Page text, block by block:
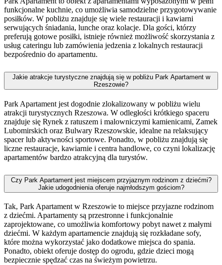
funkcjonalne kuchnie, co umożliwia samodzielne przygotowywanie
posiłków. W pobliżu znajduje się wiele restauracji i kawiarni
serwujących śniadania, lunche oraz kolacje. Dla gości, którzy
preferują gotowe posiłki, istnieje również możliwość skorzystania z
usług cateringu lub zamówienia jedzenia z lokalnych restauracji
bezpośrednio do apartamentu.
Jakie atrakcje turystyczne znajdują się w pobliżu Park Apartament w
Rzeszowie?
Park Apartament jest dogodnie zlokalizowany w pobliżu wielu
atrakcji turystycznych Rzeszowa. W odległości krótkiego spaceru
znajduje się Rynek z ratuszem i malowniczymi kamienicami, Zamek
Lubomirskich oraz Bulwary Rzeszowskie, idealne na relaksujący
spacer lub aktywności sportowe. Ponadto, w pobliżu znajdują się
liczne restauracje, kawiarnie i centra handlowe, co czyni lokalizację
apartamentów bardzo atrakcyjną dla turystów.
Czy Park Apartament jest miejscem przyjaznym rodzinom z dziećmi?
Jakie udogodnienia oferuje najmłodszym gościom?
Tak, Park Apartament w Rzeszowie to miejsce przyjazne rodzinom
z dziećmi. Apartamenty są przestronne i funkcjonalnie
zaprojektowane, co umożliwia komfortowy pobyt nawet z małymi
dziećmi. W każdym apartamencie znajdują się rozkładane sofy,
które można wykorzystać jako dodatkowe miejsca do spania.
Ponadto, obiekt oferuje dostęp do ogrodu, gdzie dzieci mogą
bezpiecznie spędzać czas na świeżym powietrzu.